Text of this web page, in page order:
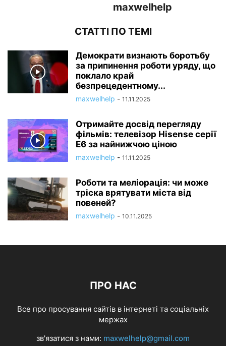
maxwelhelp
СТАТТІ ПО ТЕМІ
Демократи визнають боротьбу
за припинення роботи уряду, що
поклало край
безпрецедентному...
maxwelhelp - 11.11.2025
Отримайте досвід перегляду
фільмів: телевізор Hisense серії
E6 за найнижчою ціною
maxwelhelp - 11.11.2025
Роботи та меліорація: чи може
тріска врятувати міста від
повеней?
maxwelhelp - 10.11.2025
ПРО НАС
Все про просування сайтів в інтернеті та соціальніх
мержах
зв'язатися з нами: maxwelhelp@gmail.com